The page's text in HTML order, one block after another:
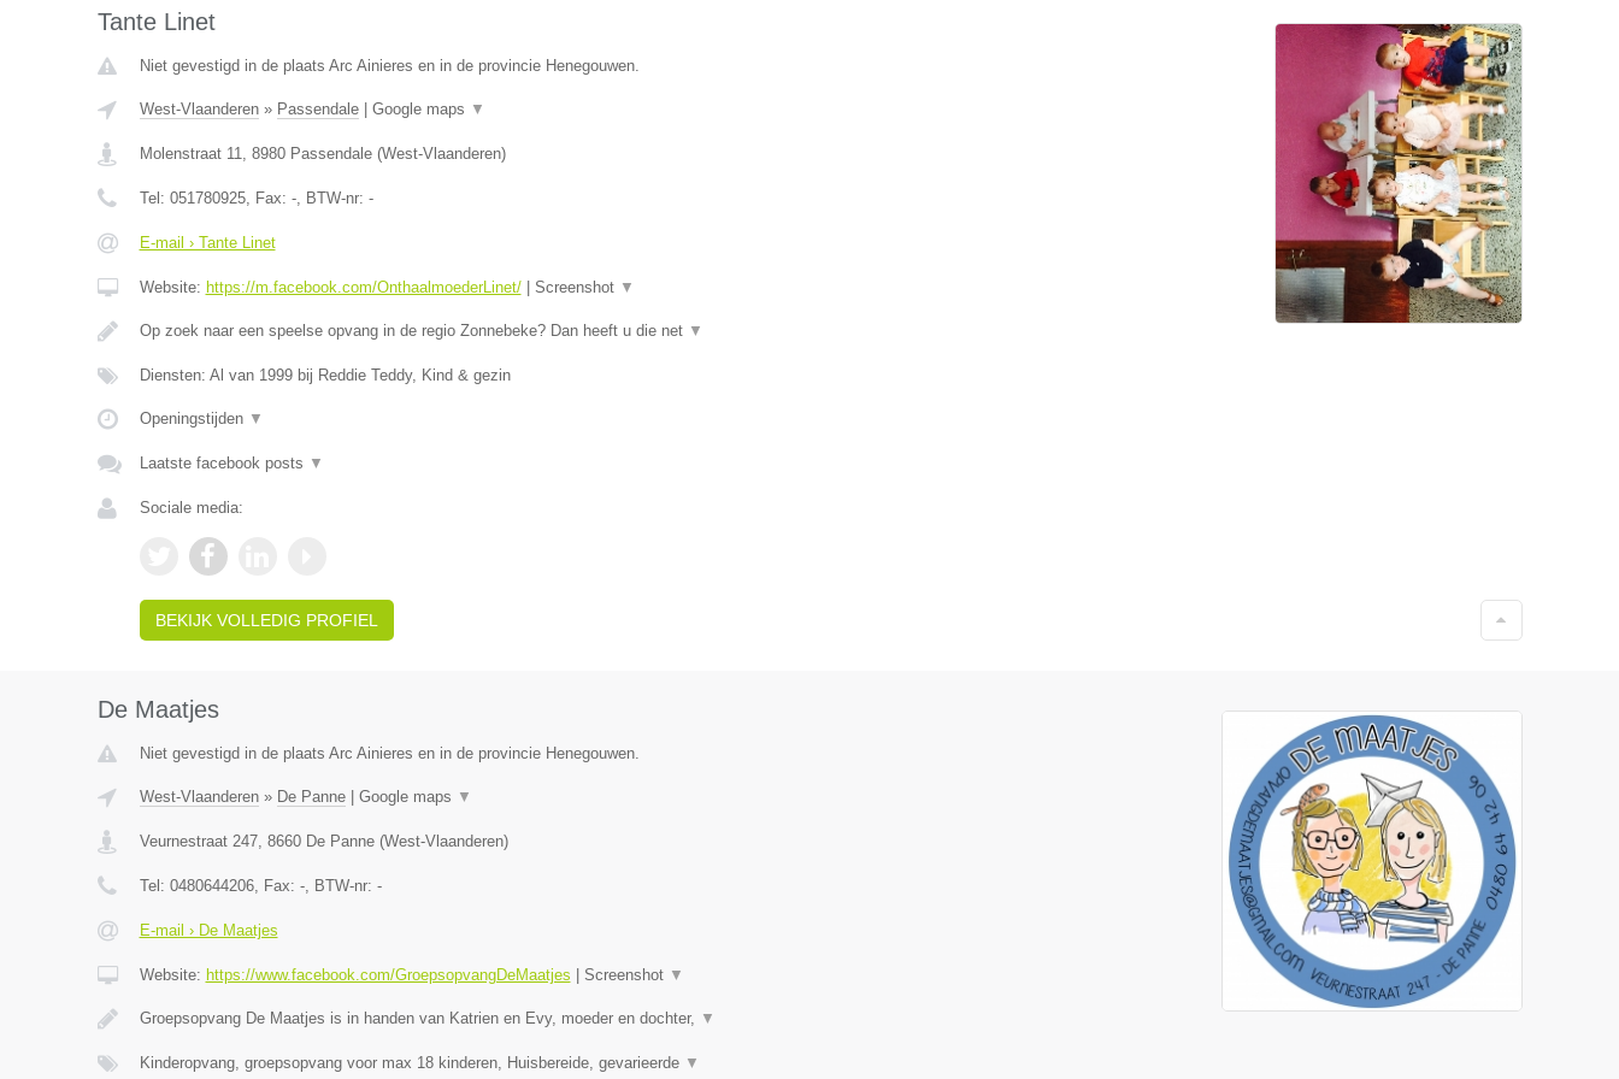
Tante Linet
Niet gevestigd in de plaats Arc Ainieres en in de provincie Henegouwen.
West-Vlaanderen» Passendale| Google maps ▼
Molenstraat 11, 8980 Passendale(West-Vlaanderen)
Tel: 051780925, Fax: -, BTW-nr: -
E-mail › Tante Linet
Website: https://m.facebook.com/OnthaalmoederLinet/| Screenshot ▼
Op zoek naar een speelse opvang in de regio Zonnebeke? Dan heeft u die net ▼
Diensten: Al van 1999 bij Reddie Teddy, Kind & gezin
Openingstijden ▼
Laatste facebook posts ▼
Sociale media:
BEKIJK VOLLEDIG PROFIEL
De Maatjes
Niet gevestigd in de plaats Arc Ainieres en in de provincie Henegouwen.
West-Vlaanderen» De Panne| Google maps ▼
Veurnestraat 247, 8660 De Panne(West-Vlaanderen)
Tel: 0480644206, Fax: -, BTW-nr: -
E-mail › De Maatjes
Website: https://www.facebook.com/GroepsopvangDeMaatjes Screenshot ▼
Groepsopvang De Maatjes is in handen van Katrien en Evy, moeder en dochter, ▼
Kinderopvang, groepsopvang voor max 18 kinderen, Huisbereide, gevarieerde ▼